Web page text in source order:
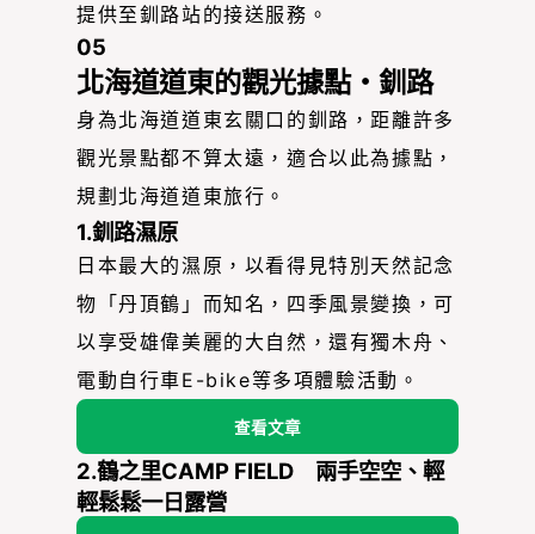
提供至釧路站的接送服務。
05
北海道道東的觀光據點・釧路
身為北海道道東玄關口的釧路，距離許多
觀光景點都不算太遠，適合以此為據點，
規劃北海道道東旅行。
1.釧路濕原
日本最大的濕原，以看得見特別天然記念
物「丹頂鶴」而知名，四季風景變換，可
以享受雄偉美麗的大自然，還有獨木舟、
電動自行車E-bike等多項體驗活動。
查看文章
2.鶴之里CAMP FIELD 兩手空空、輕
輕鬆鬆一日露營